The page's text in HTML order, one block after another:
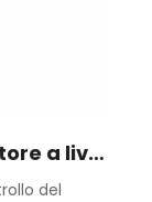
Come funziona un trasmettitore a livello di liquido ad ultrasuoni?
del